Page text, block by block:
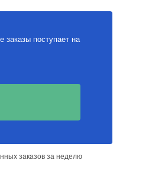
заказы поступает на
заказов за неделю